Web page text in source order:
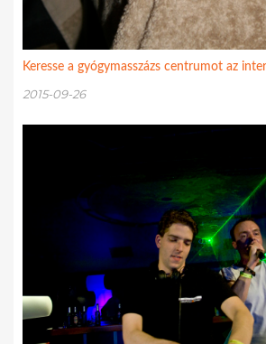
Keresse a gyógymasszázs centrumot az
2015-09-26